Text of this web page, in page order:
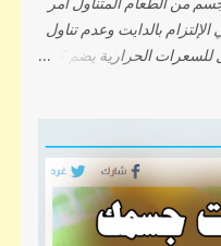
بالدايت وعدم تناول
للسعرات الحرارية يضم كل
في اليوم دون الزيادة أو
في كل غذاء قبل تناوله.
الجسم . قم بكتابة وزنك
بالضغط علي زر احسب
جسمك افتح حاسبة سعرات